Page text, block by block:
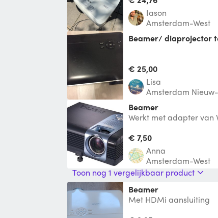
Iason
Amsterdam-West
beamer/ diaprojector
€ 25,00
Lisa
Amsterdam
Beamer
Werkt met adapter van
€ 7,50
Anna
Amsterdam-West
Toon nog 1 vergelijkbaar product
Beamer
Met HDMi aansluiting